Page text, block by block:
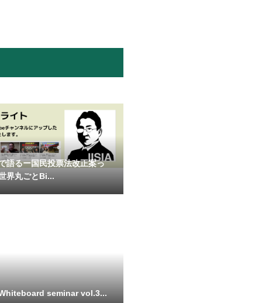
語るー国民投票法改正案っ
界丸ごとBi...
seminar vol.3...